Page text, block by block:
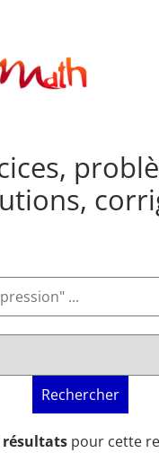
Rechercher
résultats pour cette